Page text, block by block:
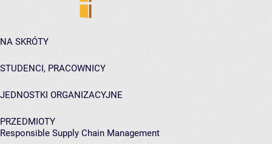
NA SKRÓTY
STUDENCI, PRACOWNICY
JEDNOSTKI ORGANIZACYJNE
PRZEDMIOTY
Responsible Supply Chain Management